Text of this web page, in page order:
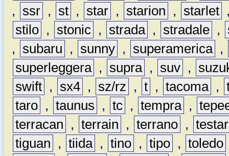
,
ssr , st , star , starion , starlet
stilo , stonic , strada , stradale ,
,
subaru , sunny , superamerica ,
superleggera , supra , suv ,
swift , sx4 , sz/rz , t , tacoma ,
taro , taunus , tc , tempra ,
terracan
, terrain , terrano ,
tiguan
, tiida , tino , tipo , toledo